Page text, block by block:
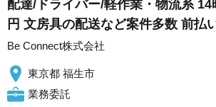
配達/ドライバー/軽作業・物流系
円 文房具の配送など案件多数 前払
Be Connect株式会社
東京都 福生市
業務委託